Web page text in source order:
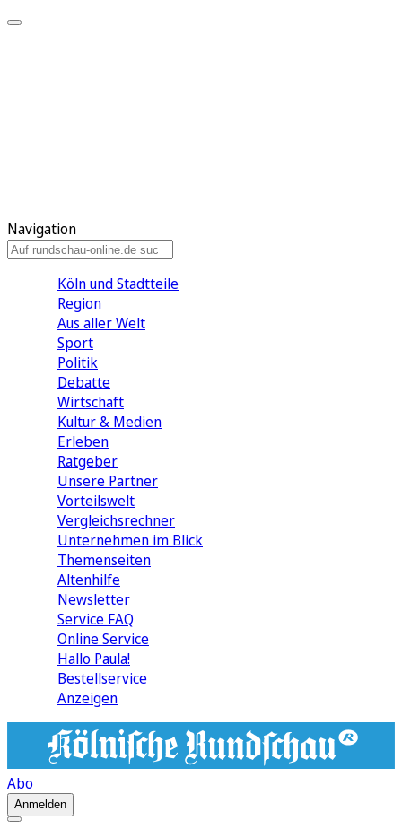
Navigation
Köln und Stadtteile
Region
Aus aller Welt
Sport
Politik
Debatte
Wirtschaft
Kultur & Medien
Erleben
Ratgeber
Unsere Partner
Vorteilswelt
Vergleichsrechner
Unternehmen im Blick
Themenseiten
Altenhilfe
Newsletter
Service FAQ
Online Service
Hallo Paula!
Bestellservice
Anzeigen
Abo
Anmelden